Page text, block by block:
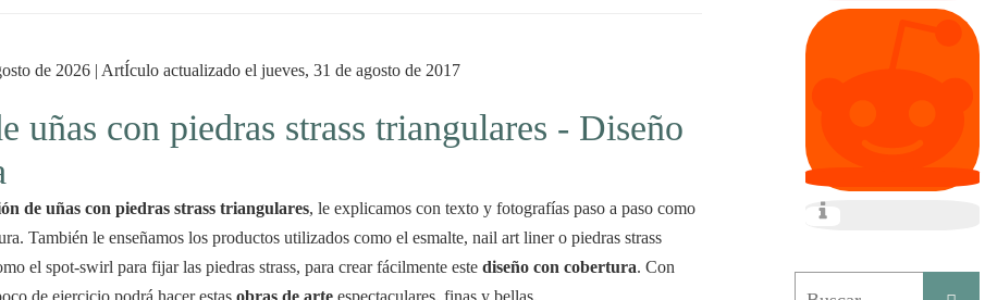
de 2026 | ArtÍculo actualizado el jueves, 31 de agosto de 2017
uñas con piedras strass triangulares - Diseño
de uñas con piedras strass triangulares, le explicamos con texto y fotografías paso a paso como
También le enseñamos los productos utilizados como el esmalte, nail art liner o piedras strass
el spot-swirl para fijar las piedras strass, para crear fácilmente este diseño con cobertura. Con
de ejercicio podrá hacer estas obras de arte espectaculares, finas y bellas.